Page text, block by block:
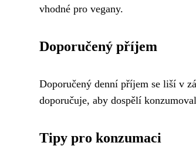
vhodné pro vegany.
Doporučený příjem
Doporučený denní příjem se liší v
doporučuje, aby dospělí
Tipy pro konzumaci